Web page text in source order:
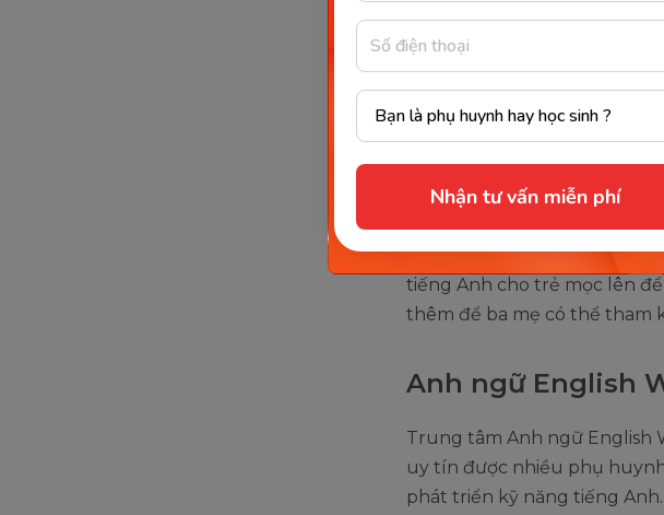
Nhận tư vấn miễn phí
Cho bé học tiếng Anh tại các
Gợi ý trung tâm
trẻ uy tín
Với sự phát triển mạnh mẽ
tiếng Anh cho trẻ mọc lên
thêm để ba mẹ có thể tham
Anh ngữ English
Trung tâm Anh ngữ English
uy tín được nhiều phụ
phát triển kỹ năng tiếng